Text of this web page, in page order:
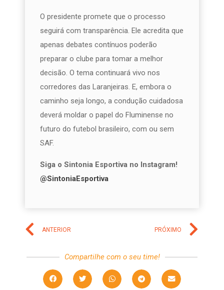
O presidente promete que o processo
seguirá com transparência. Ele acredita que
apenas debates contínuos poderão
preparar o clube para tomar a melhor
decisão. O tema continuará vivo nos
corredores das Laranjeiras. E, embora o
caminho seja longo, a condução cuidadosa
deverá moldar o papel do Fluminense no
futuro do futebol brasileiro, com ou sem
SAF.
Siga o Sintonia Esportiva no Instagram!
@SintoniaEsportiva
ANTERIOR PRÓXIMO
Compartilhe com o seu time!